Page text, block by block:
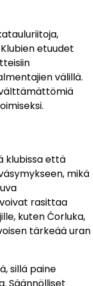
etuudet
välillä.
klubissa että
mikä
rasittaa
kuten Ćorluka,
tärkeää uran
sillä paine
Säännölliset